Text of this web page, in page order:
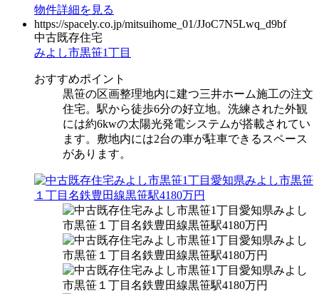
物件詳細を見る
https://spacely.co.jp/mitsuihome_01/JJoC7N5Lwq_d9bf
中古既存住宅
みよし市黒笹1丁目
おすすめポイント
黒笹の区画整理地内に建つ三井ホーム施工の注文
住宅。駅から徒歩6分の好立地。洗練された外観
には約6kwの太陽光発電システムが搭載されてい
ます。敷地内には2台の車が駐車できるスペース
があります。